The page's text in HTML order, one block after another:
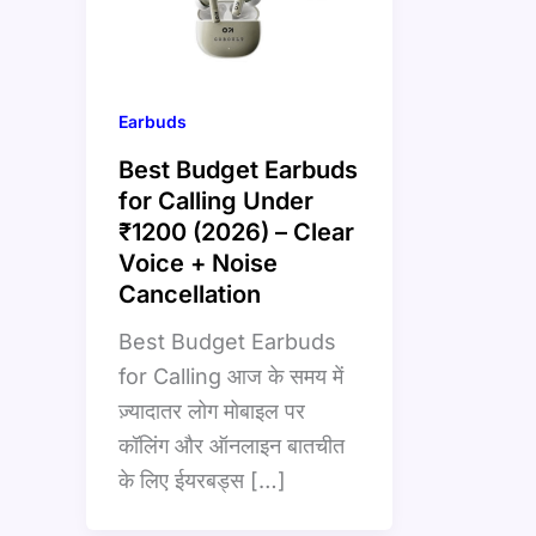
Earbuds
Best Budget Earbuds
for Calling Under
₹1200 (2026) – Clear
Voice + Noise
Cancellation
Best Budget Earbuds
for Calling आज के समय में
ज़्यादातर लोग मोबाइल पर
कॉलिंग और ऑनलाइन बातचीत
के लिए ईयरबड्स […]